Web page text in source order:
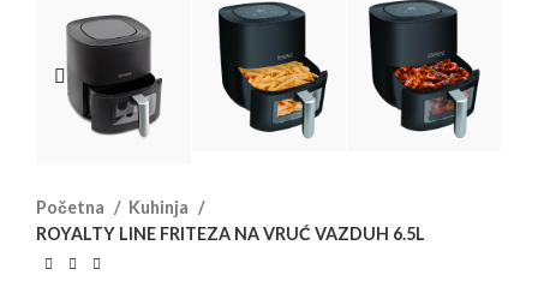
Početna
Kuhinja
ROYALTY LINE FRITEZA NA VRUĆ VAZDUH 6.5L